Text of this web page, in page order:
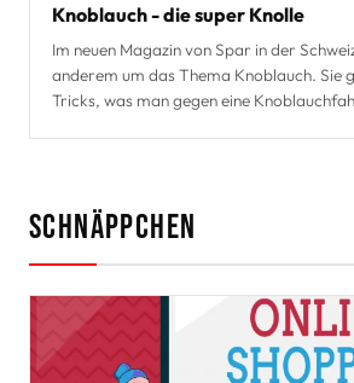
Knoblauch - die super Knolle
Im neuen Magazin von Spar in der
anderem um das Thema Knoblauch. Sie
Tricks, was man gegen eine
Schnäppchen